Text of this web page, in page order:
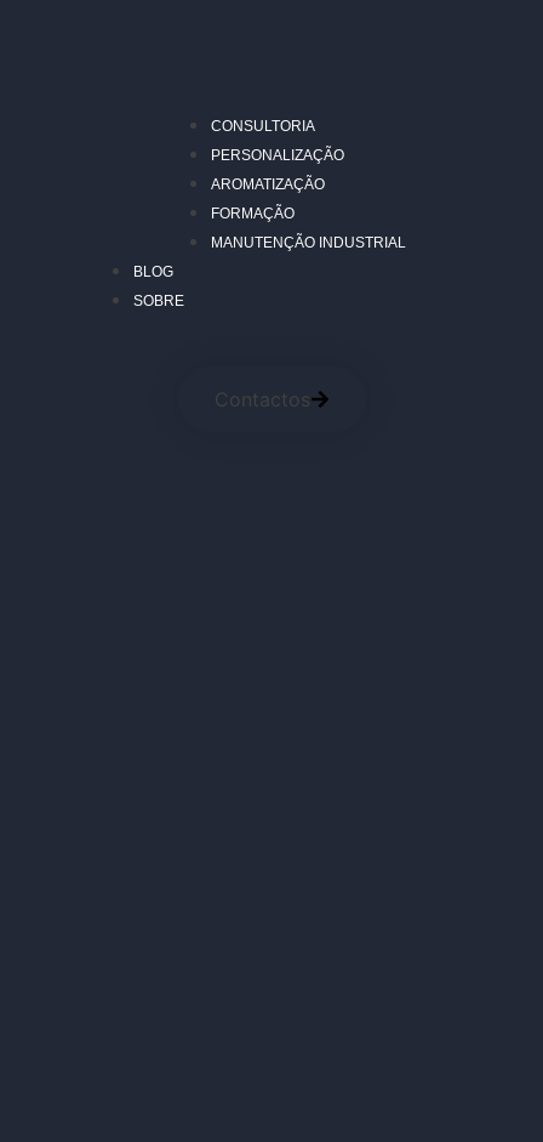
CONSULTORIA
PERSONALIZAÇÃO
AROMATIZAÇÃO
FORMAÇÃO
MANUTENÇÃO INDUSTRIAL
BLOG
SOBRE
Contactos